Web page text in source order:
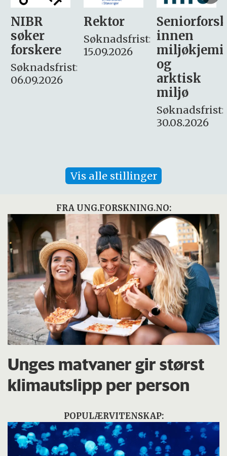
Rektor
Søknadsfrist:
15.09.2026
Seniorforsker
innen
miljøkjemi
søker
– fast
Søknadsfrist:
16. august.
Vis alle stillinger
FRA UNG.FORSKNING.NO:
Unges matvaner gir størst
klimautslipp per person
POPULÆRVITENSKAP: